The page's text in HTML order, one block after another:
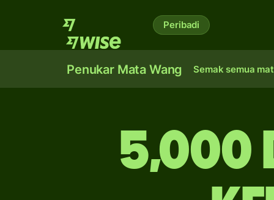
Peribadi
Penukar Mata Wang Semak semua
5,000